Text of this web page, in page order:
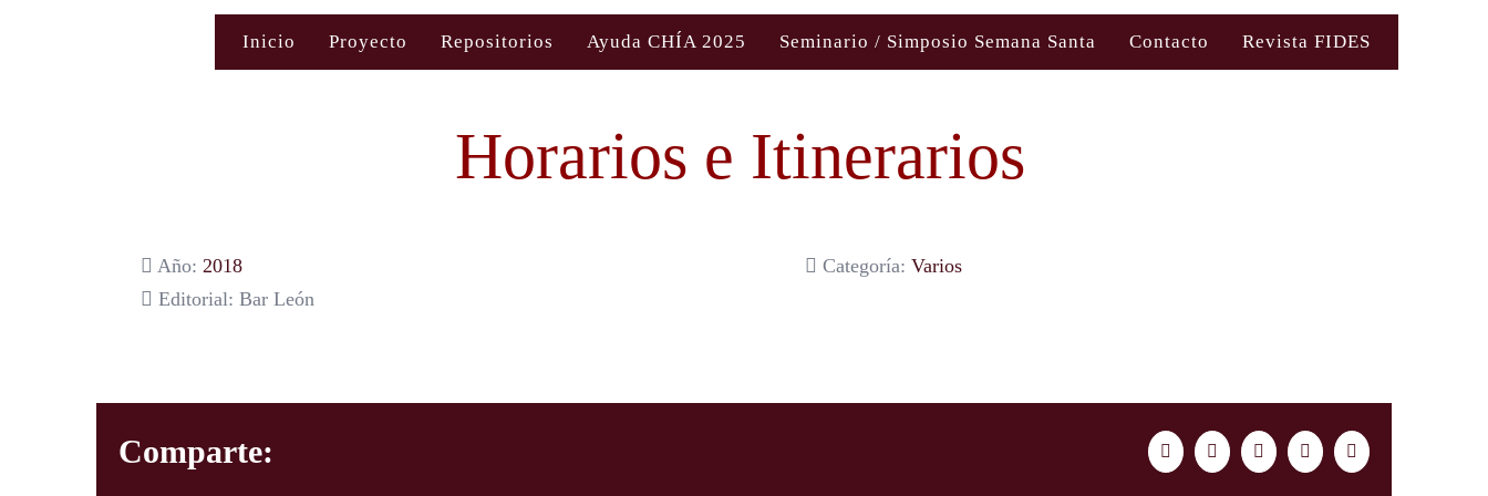
Inicio Proyecto Repositorios Ayuda CHÍA 2025 Seminario / Simposio Semana Santa Contacto Revista FIDES
Horarios e Itinerarios
Año: 2018
Editorial: Bar León
Categoría: Varios
Comparte: FacebookTwitter LinkedInWhatsAppCorreo
electrónico